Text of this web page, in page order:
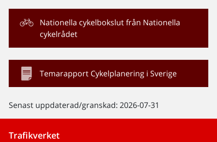
Nationella cykelbokslut från Nationella
cykelrådet
Temarapport Cykelplanering i Sverige
Senast uppdaterad/granskad: 2026-07-31
Trafikverket